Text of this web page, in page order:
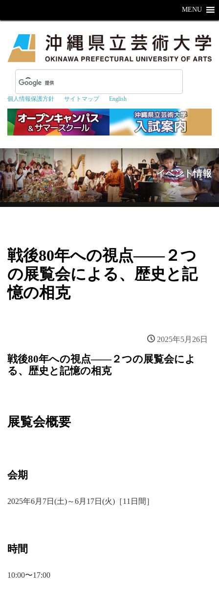
個人情報保護方針 サイトマップ English
MENU
イベント情報
戦後80年への視点――２つ
の展覧会による、歴史と記
憶の相克
2025年5月26日
戦後80年への視点――２つの展覧会によ
る、歴史と記憶の相克
展覧会概要
会期
2025年6月7日(土)～6月17日(火)［11日間］
時間
10:00〜17:00